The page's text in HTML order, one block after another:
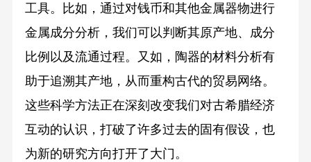
工具。比如，通过对钱币和其他金属器物进行
金属成分分析，我们可以判断其原产地、成分
比例以及流通过程。又如，陶器的材料分析有
助于追溯其产地，从而重构古代的贸易网络。
这些科学方法正在深刻改变我们对古希腊经济
互动的认识，打破了许多过去的固有假设，也
为新的研究方向打开了大门。